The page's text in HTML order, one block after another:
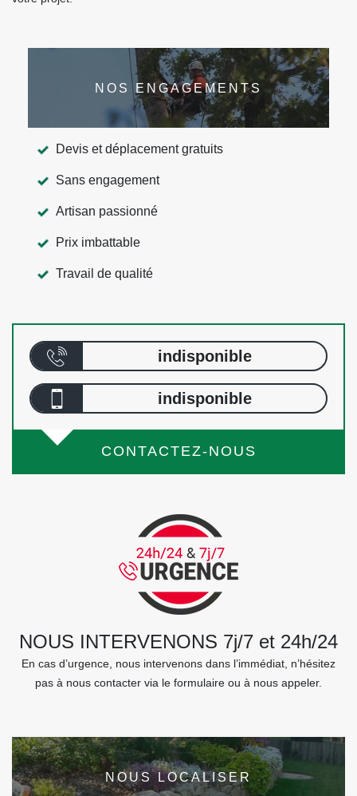
NOS ENGAGEMENTS
Devis et déplacement gratuits
Sans engagement
Artisan passionné
Prix imbattable
Travail de qualité
indisponible
indisponible
CONTACTEZ-NOUS
NOUS INTERVENONS 7j/7 et 24h/24
En cas d’urgence, nous intervenons dans l’immédiat, n’hésitez
pas à nous contacter via le formulaire ou à nous appeler.
NOUS LOCALISER